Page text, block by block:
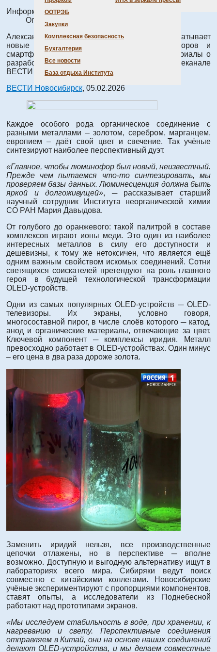
ООТРЭБ
Закупки
Комплексная безопасность
Бухгалтерия
Все новости
База отдыха Института
Информация о материале
Опубликовано: 06 февраля 2026
Александр Артемьев более пяти лет разрабатывает
новые соединения, чтобы экраны телевизоров и
смартфонов заиграли новыми красками. Материалы о
разработке сотрудников Института - на телеканале
ВЕСТИ Новосибирск.
ВЕСТИ Новосибирск, 05.02.2026
Каждое особого рода органическое соединение с
разными металлами – золотом, серебром, марганцем,
европием – даёт свой цвет и свечение. Так учёные
синтезируют наиболее перспективный дуэт.
«Главное, чтобы люминофор был новый, неизвестный.
Прежде чем пытаемся что-то синтезировать, мы
проверяем базы данных. Люминесценция должна быть
яркой и долгоживущей», ─ рассказывает старший
научный сотрудник Института неорганической химии
СО РАН Мария Давыдова.
От голубого до оранжевого: такой палитрой в составе
комплексов играют ионы меди. Это один из наиболее
интересных металлов в силу его доступности и
дешевизны, к тому же нетоксичен, что является ещё
одним важным свойством искомых соединений. Сотни
светящихся соискателей претендуют на роль главного
героя в будущей технологической трансформации
OLED-устройств.
Одни из самых популярных OLED-устройств ─ OLED-
телевизоры. Их экраны, условно говоря,
многосоставной пирог, в числе слоёв которого ─ катод,
анод и органические материалы, отвечающие за цвет.
Ключевой компонент ─ комплексы иридия. Металл
превосходно работает в OLED-устройствах. Один минус
– его цена в два раза дороже золота.
Заменить иридий нельзя, все производственные
цепочки отлажены, но в перспективе ─ вполне
возможно. Доступную и выгодную альтернативу ищут в
лабораториях всего мира. Сибиряки ведут поиск
совместно с китайскими коллегами. Новосибирские
учёные экспериментируют с пропорциями компонентов,
ставят опыты, а исследователи из Поднебесной
работают над прототипами экранов.
«Мы исследуем стабильность в воде, при хранении, к
нагреванию и свету. Перспективные соединения
отправляем в Китай, они на основе наших соединений
делают OLED-устройства, и мы делаем совместные